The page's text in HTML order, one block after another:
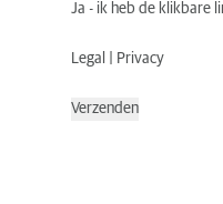
Ja - ik heb de klikbare
Legal Privacy
Verzenden